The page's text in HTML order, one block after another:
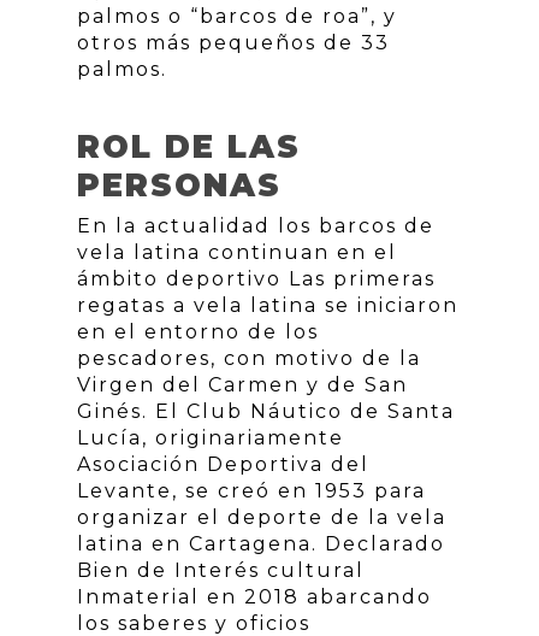
palmos o “barcos de roa”, y
otros más pequeños de 33
palmos.
ROL DE LAS
PERSONAS
En la actualidad los barcos de
vela latina continuan en el
ámbito deportivo Las primeras
regatas a vela latina se iniciaron
en el entorno de los
pescadores, con motivo de la
Virgen del Carmen y de San
Ginés. El Club Náutico de Santa
Lucía, originariamente
Asociación Deportiva del
Levante, se creó en 1953 para
organizar el deporte de la vela
latina en Cartagena. Declarado
Bien de Interés cultural
Inmaterial en 2018 abarcando
los saberes y oficios